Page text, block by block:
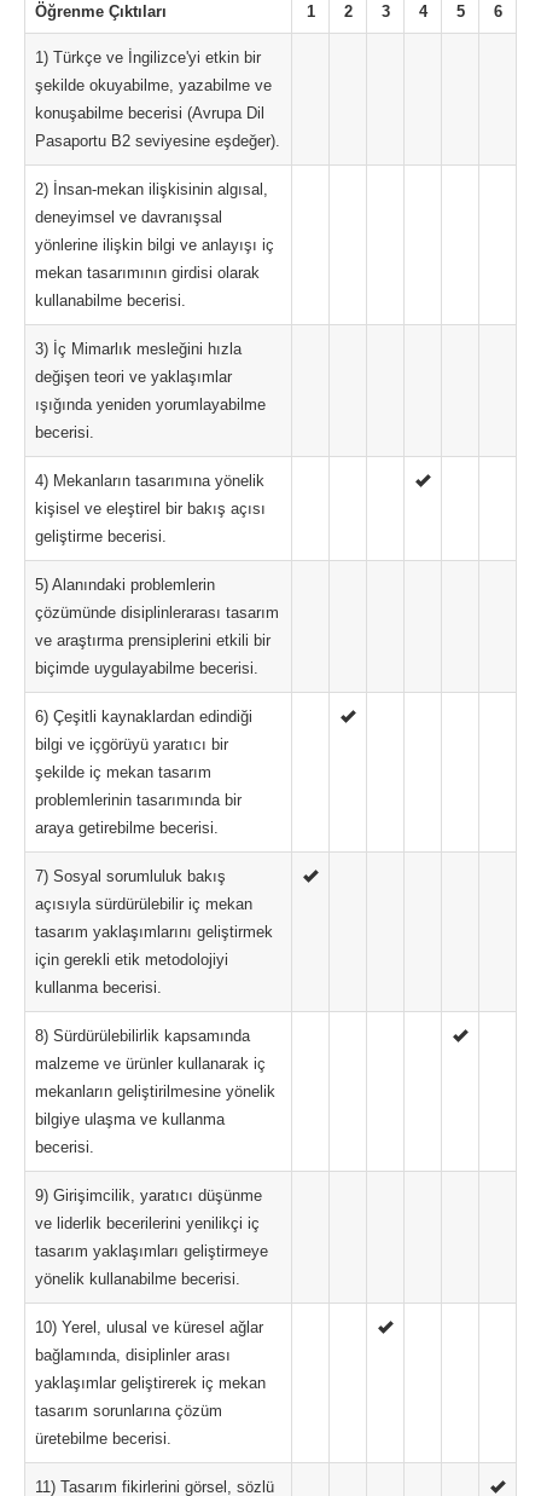
Öğrenme Çıktıları
1 2 3 4 5 6
1) Türkçe ve İngilizce'yi etkin bir
şekilde okuyabilme, yazabilme ve
konuşabilme becerisi (Avrupa Dil
Pasaportu B2 seviyesine eşdeğer).
2) İnsan-mekan ilişkisinin algısal,
deneyimsel ve davranışsal
yönlerine ilişkin bilgi ve anlayışı iç
mekan tasarımının girdisi olarak
kullanabilme becerisi.
3) İç Mimarlık mesleğini hızla
değişen teori ve yaklaşımlar
ışığında yeniden yorumlayabilme
becerisi.
4) Mekanların tasarımına yönelik
kişisel ve eleştirel bir bakış açısı
geliştirme becerisi.
5) Alanındaki problemlerin
çözümünde disiplinlerarası tasarım
ve araştırma prensiplerini etkili bir
biçimde uygulayabilme becerisi.
6) Çeşitli kaynaklardan edindiği
bilgi ve içgörüyü yaratıcı bir
şekilde iç mekan tasarım
problemlerinin tasarımında bir
araya getirebilme becerisi.
7) Sosyal sorumluluk bakış
açısıyla sürdürülebilir iç mekan
tasarım yaklaşımlarını geliştirmek
için gerekli etik metodolojiyi
kullanma becerisi.
8) Sürdürülebilirlik kapsamında
malzeme ve ürünler kullanarak iç
mekanların geliştirilmesine yönelik
bilgiye ulaşma ve kullanma
becerisi.
9) Girişimcilik, yaratıcı düşünme
ve liderlik becerilerini yenilikçi iç
tasarım yaklaşımları geliştirmeye
yönelik kullanabilme becerisi.
10) Yerel, ulusal ve küresel ağlar
bağlamında, disiplinler arası
yaklaşımlar geliştirerek iç mekan
tasarım sorunlarına çözüm
üretebilme becerisi.
11) Tasarım fikirlerini görsel, sözlü